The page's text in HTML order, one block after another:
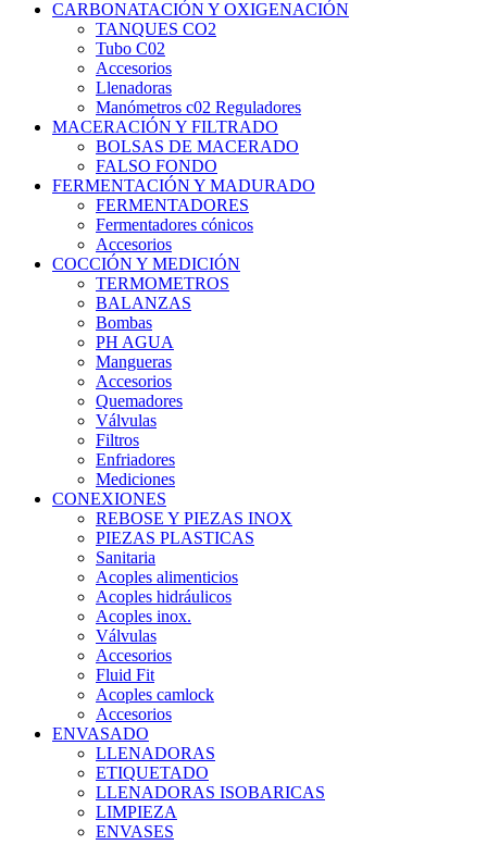
CARBONATACIÓN Y OXIGENACIÓN
TANQUES CO2
Tubo C02
Accesorios
Llenadoras
Manómetros c02 Reguladores
MACERACIÓN Y FILTRADO
BOLSAS DE MACERADO
FALSO FONDO
FERMENTACIÓN Y MADURADO
FERMENTADORES
Fermentadores cónicos
Accesorios
COCCIÓN Y MEDICIÓN
TERMOMETROS
BALANZAS
Bombas
PH AGUA
Mangueras
Accesorios
Quemadores
Válvulas
Filtros
Enfriadores
Mediciones
CONEXIONES
REBOSE Y PIEZAS INOX
PIEZAS PLASTICAS
Sanitaria
Acoples alimenticios
Acoples hidráulicos
Acoples inox.
Válvulas
Accesorios
Fluid Fit
Acoples camlock
Accesorios
ENVASADO
LLENADORAS
ETIQUETADO
LLENADORAS ISOBARICAS
LIMPIEZA
ENVASES